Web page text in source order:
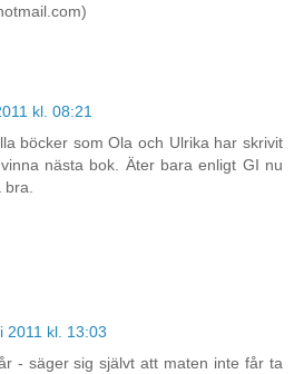
kl. 08:21
böcker som Ola och Ulrika har skrivit
nästa bok. Äter bara enligt GI nu
2011 kl. 13:03
- säger sig självt att maten inte får ta